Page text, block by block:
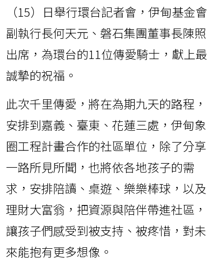
（15）日舉行環台記者會，伊甸基金會
副執行長何天元、磐石集團董事長陳照
出席，為環台的11位傳愛騎士，獻上最
誠摯的祝福。
此次千里傳愛，將在為期九天的路程，
安排到嘉義、臺東、花蓮三處，伊甸象
圈工程計畫合作的社區單位，除了分享
一路所見所聞，也將依各地孩子的需
求，安排陪讀、桌遊、樂樂棒球，以及
理財大富翁，把資源與陪伴帶進社區，
讓孩子們感受到被支持、被疼惜，對未
來能抱有更多想像。